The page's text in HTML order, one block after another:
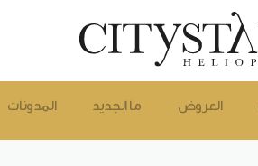
المدونات ما الجديد العروض